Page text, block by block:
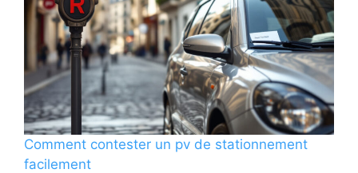
Comment contester un pv de stationnement
facilement